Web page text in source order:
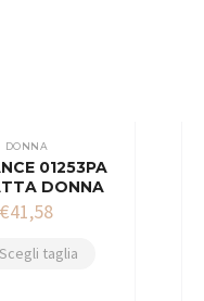
DONNA
01253PA
DONNA
€41,58
Scegli taglia